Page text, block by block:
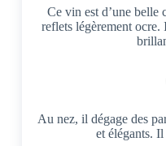
Ce vin est d’une belle
reflets légèrement ocre.
Au nez, il dégage des
et élégants.